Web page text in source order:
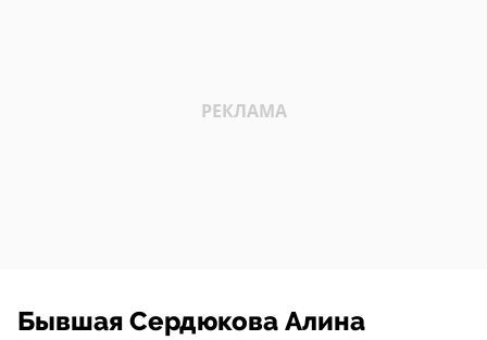
Бывшая Сердюкова Алина